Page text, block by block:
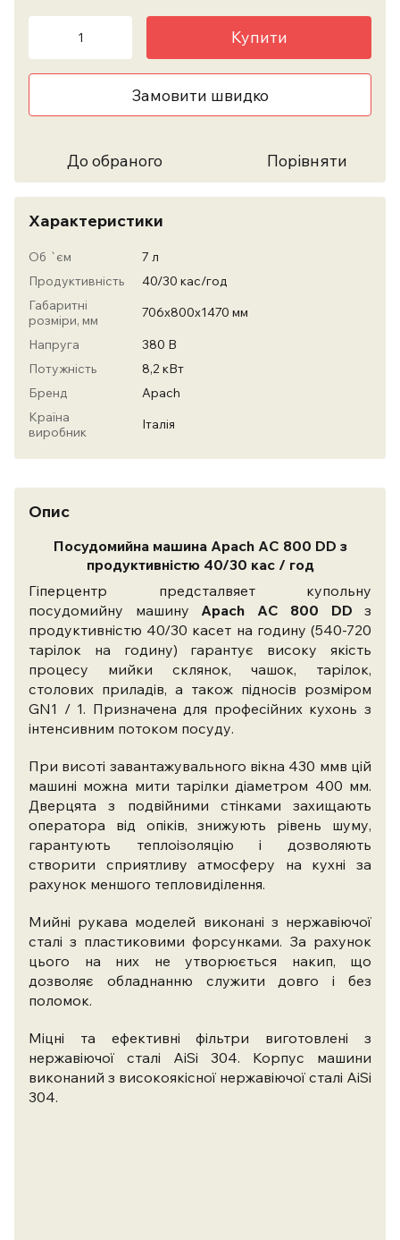
Купити
Замовити швидко
До обраного Порівняти
Характеристики
Об `єм
7 л
Продуктивність
40/30 кас/год
Габаритні
розміри, мм
706х800х1470 мм
Напруга
380 В
Потужність
8,2 кВт
Бренд
Apach
Країна
виробник
Італія
Опис
Посудомийна машина Apach AС 800 DD з
продуктивністю 40/30 кас / год
Гіперцентр предсталвяет купольну
посудомийну машину Apach AС 800 DD з
продуктивністю 40/30 касет на годину (540-720
тарілок на годину) гарантує високу якість
процесу мийки склянок, чашок, тарілок,
столових приладів, а також підносів розміром
GN1 / 1. Призначена для професійних кухонь з
інтенсивним потоком посуду.
При висоті завантажувального вікна 430 ммв цій
машині можна мити тарілки діаметром 400 мм.
Дверцята з подвійними стінками захищають
оператора від опіків, знижують рівень шуму,
гарантують теплоізоляцію і дозволяють
створити сприятливу атмосферу на кухні за
рахунок меншого тепловиділення.
Мийні рукава моделей виконані з нержавіючої
сталі з пластиковими форсунками. За рахунок
цього на них не утворюється накип, що
дозволяє обладнанню служити довго і без
поломок.
Міцні та ефективні фільтри виготовлені з
нержавіючої сталі AiSi 304. Корпус машини
виконаний з високоякісної нержавіючої сталі AiSi
304.